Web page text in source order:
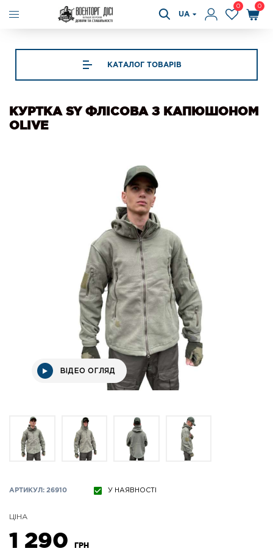
UA
0 0
КАТАЛОГ ТОВАРІВ
КУРТКА SY ФЛІСОВА З КАПЮШОНОМ
OLIVE
ВІДЕО ОГЛЯД
АРТИКУЛ: 26910 У НАЯВНОСТІ
ЦІНА
1 290 ГРН